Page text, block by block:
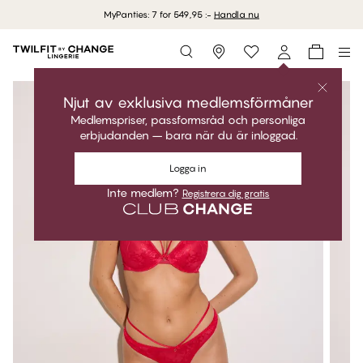
MyPanties: 7 for 549,95 :- Handla nu
Storefinder
Njut av exklusiva medlemsförmåner
Medlemspriser, passformsråd och personliga
erbjudanden – bara när du är inloggad.
Logga in
Inte medlem? Registrera dig gratis